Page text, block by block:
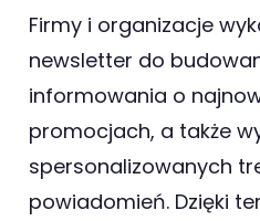
Firmy i organizacje
newsletter do
informowania o
promocjach, a także
spersonalizowanych
powiadomień. Dzięki